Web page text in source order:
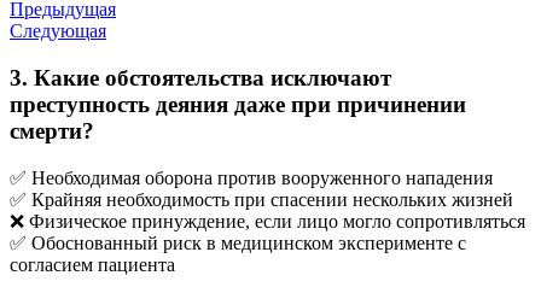
Предыдущая
Следующая
3. Какие обстоятельства исключают
преступность деяния даже при причинении
смерти?
✅ Необходимая оборона против вооруженного нападения
✅ Крайняя необходимость при спасении нескольких жизней
❌ Физическое принуждение, если лицо могло сопротивляться
✅ Обоснованный риск в медицинском эксперименте с
согласием пациента